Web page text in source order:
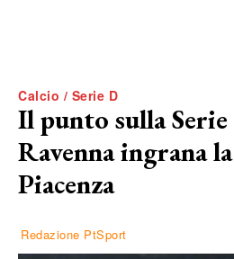
Calcio / Serie D
Il punto sulla
Ravenna ingrana
Piacenza
Redazione PtSport